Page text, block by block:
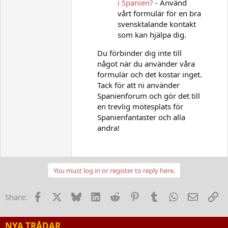
i Spanien? - Använd
vårt formulär för en bra
svensktalande kontakt
som kan hjälpa dig.
Du förbinder dig inte till
något när du använder våra
formulär och det kostar inget.
Tack för att ni använder
Spanienforum och gör det till
en trevlig mötesplats för
Spanienfantaster och alla
andra!
You must log in or register to reply here.
Share: Facebook Bluesky LinkedInReddit PinterestTumblrWhatsApp
E-post
NYA TRÅDAR